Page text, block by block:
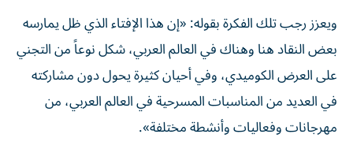
ويعزز رجب تلك الفكرة بقوله: «إن هذا الإفتاء الذي ظل يمارسه
بعض النقاد هنا وهناك في العالم العربي، شكل نوعاً من التجني
على العرض الكوميدي، وفي أحيان كثيرة يحول دون مشاركته
في العديد من المناسبات المسرحية في العالم العربي، من
مهرجانات وفعاليات وأنشطة مختلفة».